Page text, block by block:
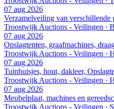
07 aug 2026
Verzamelveiling van verschillende
Troostwijk Auctions - Veilingen ·
07 aug 2026
Opslagtenten, graafmachines,
Troostwijk Auctions - Veilingen ·
07 aug 2026
Tuinhuisjes, hout, dakleer,
Troostwijk Auctions - Veilingen ·
07 aug 2026
Meubelplaat, machines en
Troostwijk Auctions - Veilingen ·